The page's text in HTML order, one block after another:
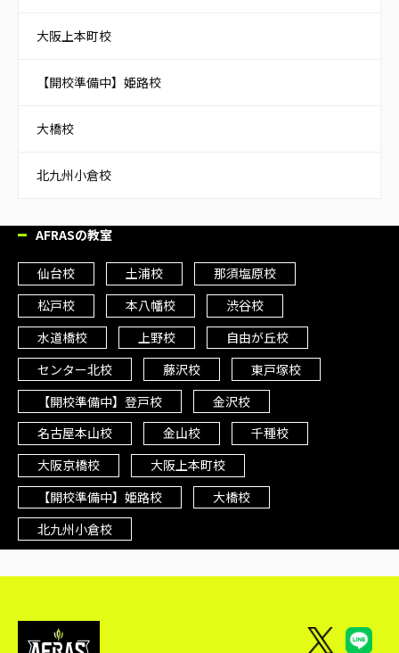
大阪上本町校
【開校準備中】姫路校
大橋校
北九州小倉校
AFRASの教室
仙台校 土浦校
那須塩原校
松戸校
本八幡校
渋谷校
水道橋校
上野校
自由が丘校
センター北校
藤沢校
東戸塚校
【開校準備中】登戸校
金沢校
名古屋本山校
金山校
千種校
大阪京橋校
大阪上本町校
【開校準備中】姫路校
大橋校
北九州小倉校